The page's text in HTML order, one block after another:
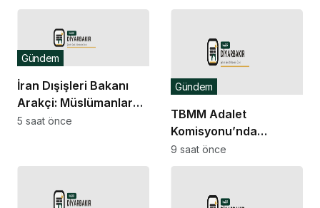
inşa edelim” önerisi
Partili Olgun: Meclis
komisyon
kamuoyundan
kaçıramaz
İran Dışişleri Bakanı
Arakçi: Müslümanlar
birlikte durduğunda
Gündem
5 saat önce
TBMM Adalet
Komisyonu’nda
“çerçeve yasa” teklifi
görüşmelerinde salon
yaşandı
Gündem
9 saat önce